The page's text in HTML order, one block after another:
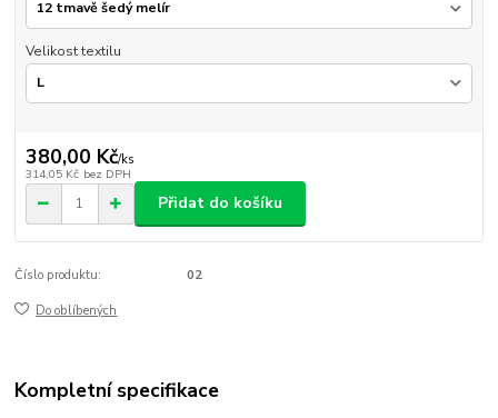
Velikost textilu
380,00 Kč/ks
314,05 Kč bez DPH
Přidat do košíku
Číslo produktu: 02
Do oblíbených
Kompletní specifikace